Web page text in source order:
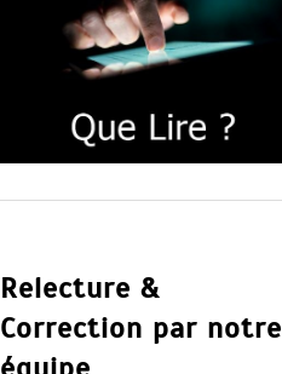
Relecture &
Correction par notre